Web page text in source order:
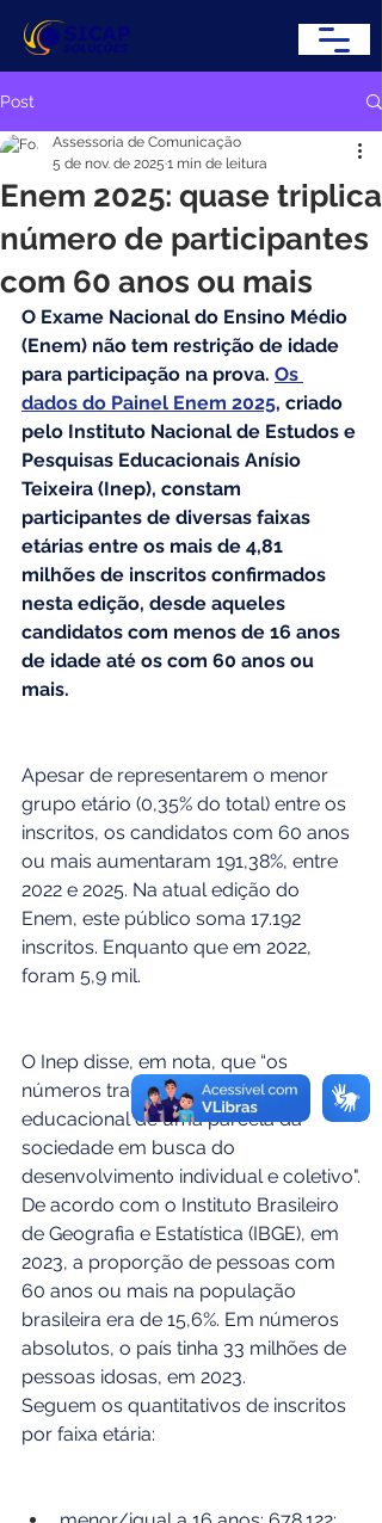
Post
Enem 2025: quase triplica
número de participantes
com 60 anos ou mais
Assessoria de Comunicação
5 de nov. de 2025 1 min de leitura
O Exame Nacional do Ensino Médio
(Enem) não tem restrição de idade
para participação na prova. Os
dados do Painel Enem 2025, criado
pelo Instituto Nacional de Estudos e
Pesquisas Educacionais Anísio
Teixeira (Inep), constam
participantes de diversas faixas
etárias entre os mais de 4,81
milhões de inscritos confirmados
nesta edição, desde aqueles
candidatos com menos de 16 anos
de idade até os com 60 anos ou
mais.
Apesar de representarem o menor
grupo etário (0,35% do total) entre os
inscritos, os candidatos com 60 anos
ou mais aumentaram 191,38%, entre
2022 e 2025. Na atual edição do
Enem, este público soma 17.192
inscritos. Enquanto que em 2022,
foram 5,9 mil.
O Inep disse, em nota, que “os
números traduzem o avanço
educacional de uma parcela da
sociedade em busca do
desenvolvimento individual e coletivo".
De acordo com o Instituto Brasileiro
de Geografia e Estatística (IBGE), em
2023, a proporção de pessoas com
60 anos ou mais na população
brasileira era de 15,6%. Em números
absolutos, o país tinha 33 milhões de
pessoas idosas, em 2023.
Seguem os quantitativos de inscritos
por faixa etária: